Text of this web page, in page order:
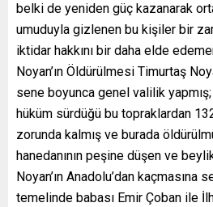
belki de yeniden güç kazanarak
umuduyla gizlenen bu kişiler bir
iktidar hakkını bir daha elde
Noyan’ın Öldürülmesi Timurtaş
sene boyunca genel valilik
hüküm sürdüğü bu topraklardan
zorunda kalmış ve burada
hanedanının peşine düşen ve
Noyan’ın Anadolu’dan kaçmasına
temelinde babası Emir Çoban ile